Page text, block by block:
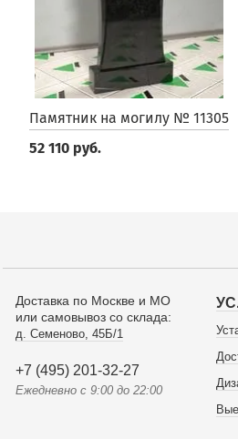
Памятник на могилу № 11305
52 110 руб.
Доставка по Москве и МО
или самовывоз со склада:
д. Семеново, 45Б/1
+7 (495) 201-32-27
Ежедневно с 9:00 до 22:00